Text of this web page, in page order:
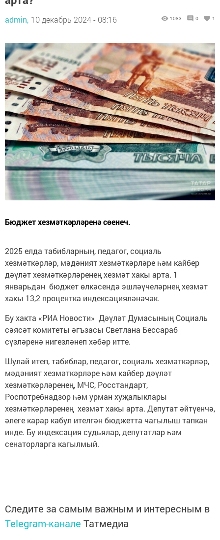
admin, 10 декабрь 2024 - 08:16 1083 0 1
Бюджет хезмәткәрләренә сөенеч.
2025 елда табибларның, педагог, социаль
хезмәткәрләр, мәдәният хезмәткәрләре һәм кайбер
дәүләт хезмәткәрләренең хезмәт хакы арта. 1
январьдән бюджет өлкәсендә эшләүчеләрнең хезмәт
хакы 13,2 процентка индексацияләнәчәк.
Бу хакта «РИА Новости» Дәүләт Думасының Социаль
сәясәт комитеты әгъзасы Светлана Бессараб
сүзләренә нигезләнеп хәбәр итте.
Шулай итеп, табиблар, педагог, социаль хезмәткәрләр,
мәдәният хезмәткәрләре һәм кайбер дәүләт
хезмәткәрләренең, МЧС, Росстандарт,
Роспотребнадзор һәм урман хуҗалыклары
хезмәткәрләренең хезмәт хакы арта. Депутат әйтүенчә,
әлеге карар кабул ителгән бюджетта чагылыш тапкан
инде. Бу индексация судьялар, депутатлар һәм
сенаторларга кагылмый.
Следите за самым важным и интересным в
Telegram-канале Татмедиа